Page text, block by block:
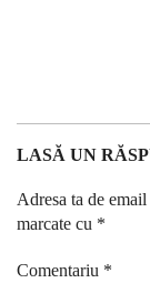
LASĂ UN
Adresa ta de
marcate cu *
Comentariu *